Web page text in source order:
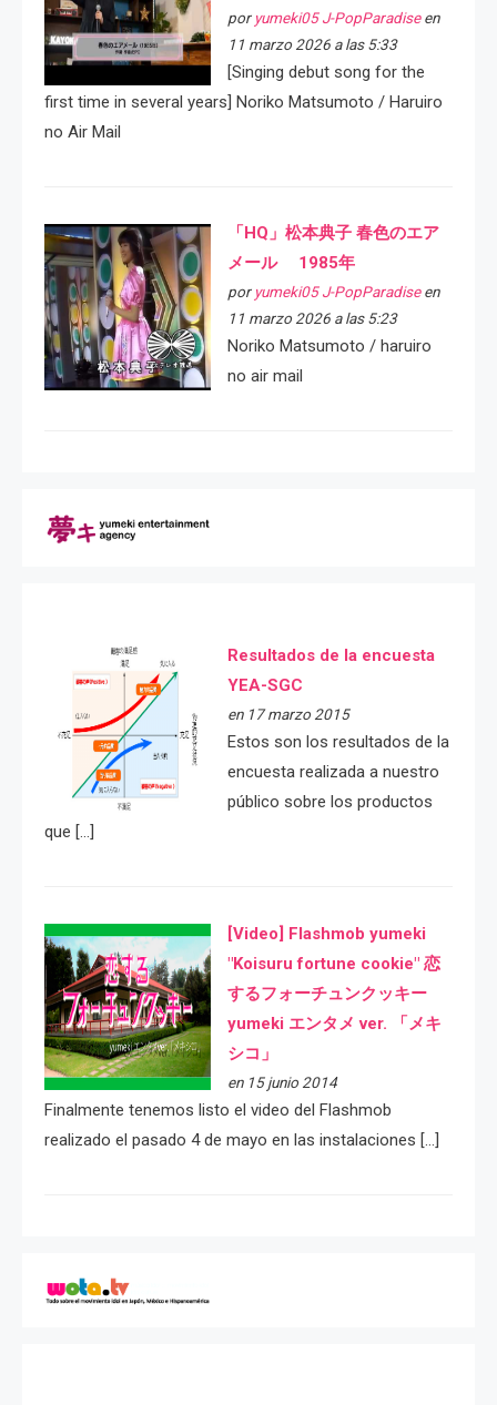
por yumeki05 J-PopParadiseen
11 marzo 2026 a las 5:33
[Singing debut song for the
first time in several years] Noriko Matsumoto / Haruiro
no Air Mail
「HQ」松本典子 春色のエア
メール 1985年
por yumeki05 J-PopParadiseen
11 marzo 2026 a las 5:23
Noriko Matsumoto / haruiro
no air mail
Resultados de la encuesta
YEA-SGC
en 17 marzo 2015
Estos son los resultados de la
encuesta realizada a nuestro
público sobre los productos
que […]
[Video] Flashmob yumeki
"Koisuru fortune cookie" 恋
するフォーチュンクッキー
yumeki エンタメ ver. 「メキ
シコ」
en 15 junio 2014
Finalmente tenemos listo el video del Flashmob
realizado el pasado 4 de mayo en las instalaciones […]